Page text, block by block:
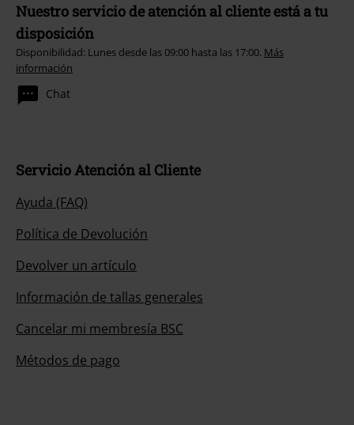
Nuestro servicio de atención al cliente está a tu
disposición
Disponibilidad: Lunes desde las 09:00 hasta las 17:00. Más
información
Chat
Servicio Atención al Cliente
Ayuda (FAQ)
Política de Devolución
Devolver un artículo
Información de tallas generales
Cancelar mi membresía BSC
Métodos de pago